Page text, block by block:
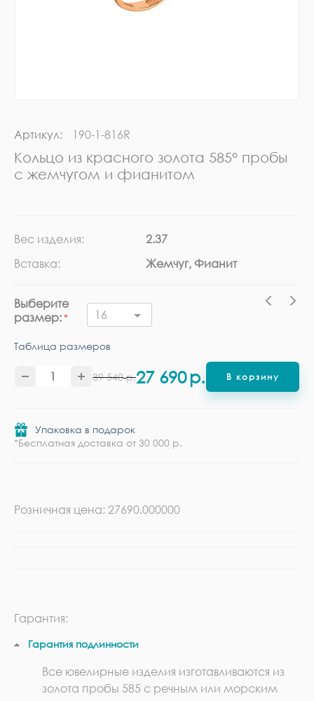
Артикул: 190-1-816R
Кольцо из красного золота 585° пробы
с жемчугом и фианитом
Вес изделия:
2.37
Вставка:
Жемчуг, Фианит
Выберите
размер:
16
Таблица размеров
39 540 р.27 690р. В корзину
Упаковка в подарок
*Бесплатная доставка от 30 000 р.
Розничная цена: 27690.000000
Гарантия:
Гарантия подлинности
Все ювелирные изделия изготавливаются из
золота пробы 585 с речным или морским